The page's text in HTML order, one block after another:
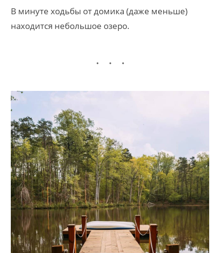
В минуте ходьбы от домика (даже меньше)
находится небольшое озеро.